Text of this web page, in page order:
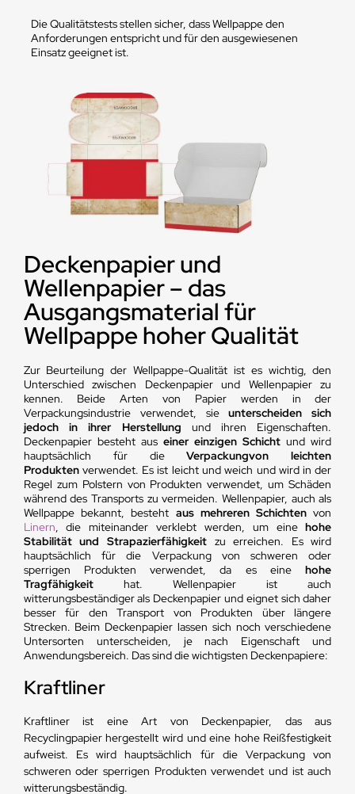
Die Qualitätstests stellen sicher, dass Wellpappe den
Anforderungen entspricht und für den ausgewiesenen
Einsatz geeignet ist.
Deckenpapier und
Wellenpapier – das
Ausgangsmaterial für
Wellpappe hoher Qualität
Zur Beurteilung der Wellpappe-Qualität ist es wichtig, den
Unterschied zwischen Deckenpapier und Wellenpapier zu
kennen. Beide Arten von Papier werden in der
Verpackungsindustrie verwendet, sieunterscheiden sich
jedoch in ihrer Herstellung und ihren Eigenschaften.
Deckenpapier besteht aus einer einzigen Schicht und wird
hauptsächlich für dieVerpackungvon leichten
Produktenverwendet. Es ist leicht und weich und wird in der
Regel zum Polstern von Produkten verwendet, um Schäden
während des Transports zu vermeiden. Wellenpapier, auch als
Wellpappe bekannt, besteht aus mehreren Schichten von
Linern, die miteinander verklebt werden, um einehohe
Stabilität und Strapazierfähigkeitzu erreichen. Es wird
hauptsächlich für die Verpackung von schweren oder
sperrigen Produkten verwendet, da es einehohe
Tragfähigkeithat. Wellenpapier ist auch
witterungsbeständiger als Deckenpapier und eignet sich daher
besser für den Transport von Produkten über längere
Strecken. Beim Deckenpapier lassen sich noch verschiedene
Untersorten unterscheiden, je nach Eigenschaft und
Anwendungsbereich. Das sind die wichtigsten Deckenpapiere:
Kraftliner
Kraftliner ist eine Art von Deckenpapier, das aus
Recyclingpapier hergestellt wird und eine hohe Reißfestigkeit
aufweist. Es wird hauptsächlich für die Verpackung von
schweren oder sperrigen Produkten verwendet und ist auch
witterungsbeständig.